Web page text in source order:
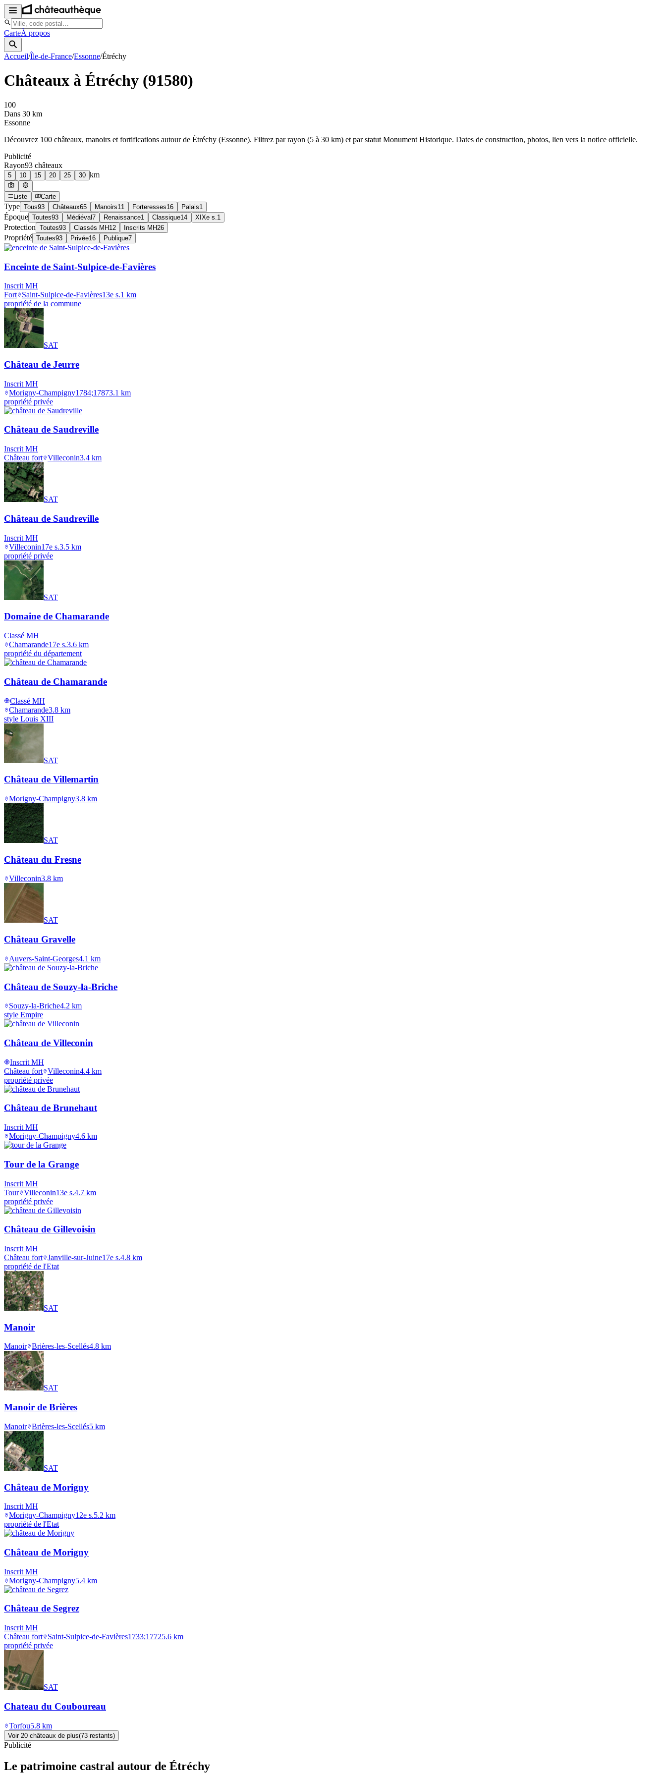
CarteÀ propos
Accueil/Île-de-France/Essonne/Étréchy
Châteaux à Étréchy (91580)
100
Dans 30 km
Essonne
Découvrez 100 châteaux, manoirs et fortifications autour de Étréchy (Essonne). Filtrez par rayon (5 à 30 km) et par statut Monument Historique. Dates de construction, photos, lien vers la notice officielle.
Publicité
Rayon93 châteaux
5 10 15 20 25 30 km
Liste Carte
Type Tous93 Châteaux65 Manoirs11 Forteresses16 Palais1
Époque Toutes93 Médiéval 7 Renaissance1 Classique14 XIXe s. 1
Protection Toutes93 Classés MH12 Inscrits MH26
Propriété Toutes93 Privée16 Publique7
Enceinte de Saint-Sulpice-de-Favières
Inscrit MH
Fort
Saint-Sulpice-de-Favières13e s.1 km
propriété de la commune
SAT
Château de Jeurre
Inscrit MH
Morigny-Champigny1784;17873.1 km
propriété privée
Château de Saudreville
Inscrit MH
Château fort Villeconin3.4 km
SAT
Château de Saudreville
Inscrit MH
Villeconin17e s.3.5 km
propriété privée
SAT
Domaine de Chamarande
Classé MH
Chamarande17e s.3.6 km
propriété du département
Château de Chamarande
Classé MH
Chamarande3.8 km
style Louis XIII
SAT
Château de Villemartin
Morigny-Champigny3.8 km
SAT
Château du Fresne
Villeconin3.8 km
SAT
Château Gravelle
Auvers-Saint-Georges4.1 km
Château de Souzy-la-Briche
Souzy-la-Briche4.2 km
style Empire
Château de Villeconin
Inscrit MH
Château fort Villeconin4.4 km
propriété privée
Château de Brunehaut
Inscrit MH
Morigny-Champigny4.6 km
Tour de la Grange
Inscrit MH
Tour Villeconin13e s.4.7 km
propriété privée
Château de Gillevoisin
Inscrit MH
Château fort Janville-sur-Juine17e s.4.8 km
propriété de l'Etat
SAT
Manoir
Manoir Brières-les-Scellés4.8 km
SAT
Manoir de Brières
Manoir Brières-les-Scellés5 km
SAT
Château de Morigny
Inscrit MH
Morigny-Champigny12e s.5.2 km
propriété de l'Etat
Château de Morigny
Inscrit MH
Morigny-Champigny5.4 km
Château de Segrez
Inscrit MH
Château fort
Saint-Sulpice-de-Favières1733;17725.6 km
propriété privée
SAT
Chateau du Couboureau
Torfou5.8 km
Voir 20 châteaux de plus(73 restants)
Publicité
Le patrimoine castral autour de Étréchy